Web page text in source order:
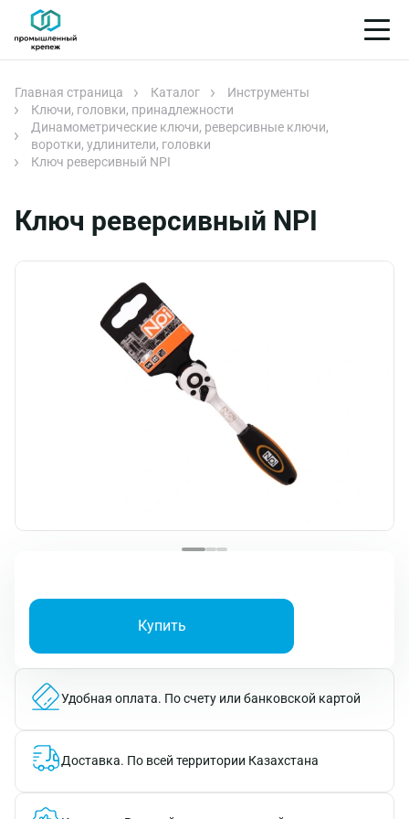
Главная страница Каталог
Инструменты
Ключи, головки, принадлежности
Динамометрические ключи, реверсивные ключи,
воротки, удлинители, головки
Ключ реверсивный NPI
Ключ реверсивный NPI
Купить
Удобная оплата. По счету или банковской картой
Доставка. По всей территории Казахстана